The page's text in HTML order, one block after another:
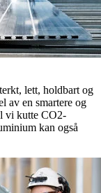
lett, holdbart og
av en smartere og
vi kutte CO2-
kan også